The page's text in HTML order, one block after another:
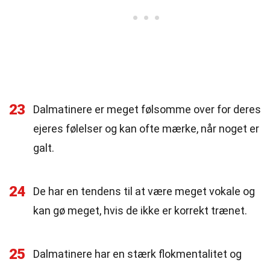
23
Dalmatinere er meget følsomme over for deres
ejeres følelser og kan ofte mærke, når noget er
galt.
24
De har en tendens til at være meget vokale og
kan gø meget, hvis de ikke er korrekt trænet.
25
Dalmatinere har en stærk flokmentalitet og